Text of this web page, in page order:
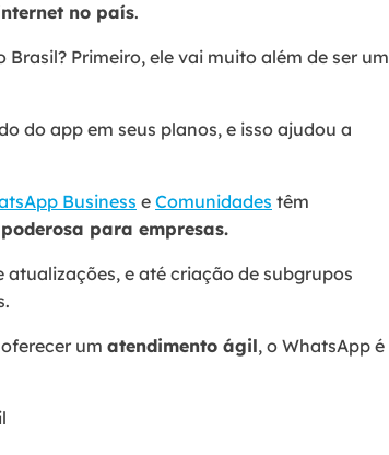
no país.
Primeiro, ele vai muito além de ser um
do app em seus planos, e isso ajudou a
Business e Comunidades têm
para empresas.
e até criação de subgrupos
um atendimento ágil, o WhatsApp é